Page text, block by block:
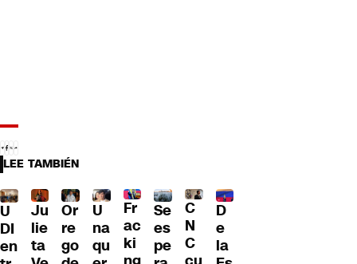
LEE TAMBIÉN
U
DI
en
Ju
lie
ta
Or
re
go
U
na
qu
Fr
ac
ki
Se
es
pe
C
N
C
D
e
la